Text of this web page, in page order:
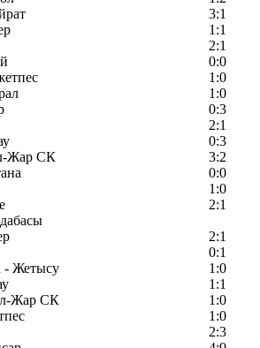
3:1
1:1
2:1
0:0
1:0
1:0
0:3
2:1
0:3
Жар СК
3:2
0:0
1:0
2:1
2:1
0:1
Жетысу
1:0
1:1
Жар СК
1:0
1:0
2:3